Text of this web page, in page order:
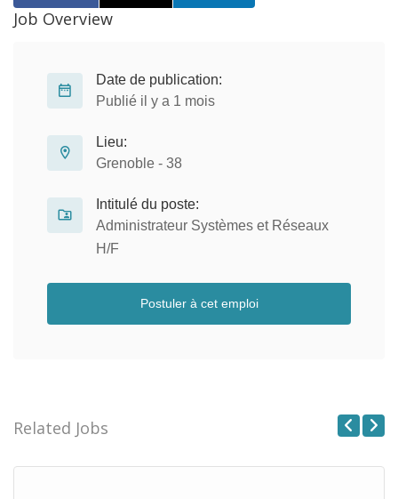
Job Overview
Date de publication:
Publié il y a 1 mois
Lieu:
Grenoble - 38
Intitulé du poste:
Administrateur Systèmes et Réseaux
H/F
Postuler à cet emploi
Related Jobs